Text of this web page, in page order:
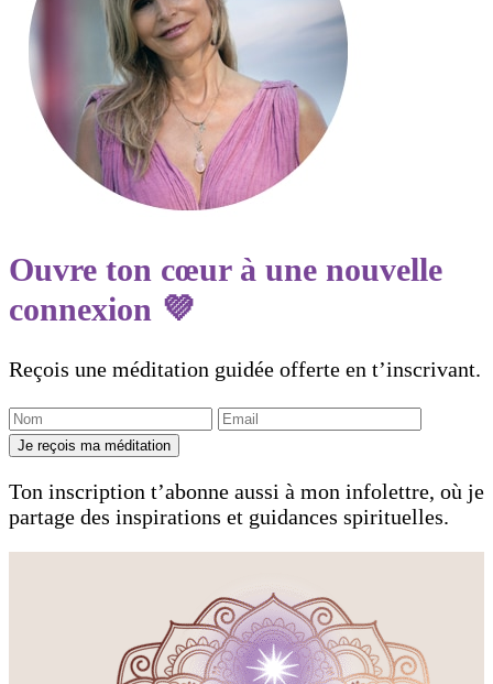
Ouvre ton cœur à une nouvelle
connexion 💜
Reçois une méditation guidée offerte en t’inscrivant.
Je reçois ma méditation
Ton inscription t’abonne aussi à mon infolettre, où je
partage des inspirations et guidances spirituelles.